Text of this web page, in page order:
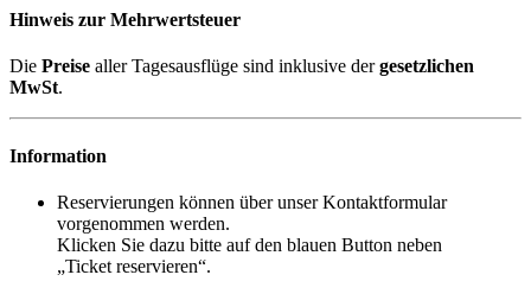
Hinweis zur Mehrwertsteuer
Die Preise aller Tagesausflüge sind inklusive dergesetzlichen
MwSt.
Information
Reservierungen können über unser Kontaktformular
vorgenommen werden.
Klicken Sie dazu bitte auf den blauen Button neben
„Ticket reservieren“.